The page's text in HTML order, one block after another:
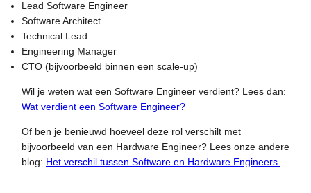
Lead Software Engineer
Software Architect
Technical Lead
Engineering Manager
CTO (bijvoorbeeld binnen een scale-up)
Wil je weten wat een Software Engineer verdient? Lees dan:
Wat verdient een Software Engineer?
Of ben je benieuwd hoeveel deze rol verschilt met
bijvoorbeeld van een Hardware Engineer? Lees onze andere
blog: Het verschil tussen Software en Hardware Engineers.